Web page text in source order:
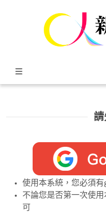
使用本系統，您必須有
不論您是否第一次使
可